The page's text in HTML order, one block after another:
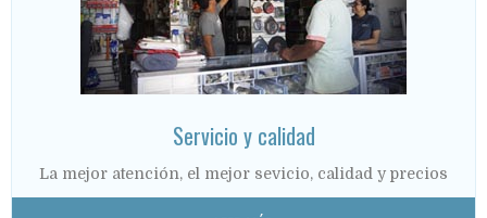
Servicio y calidad
La mejor atención, el mejor sevicio, calidad y precios